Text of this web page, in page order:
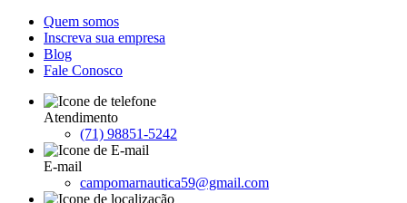
Quem somos
Inscreva sua empresa
Blog
Fale Conosco
Atendimento
(71) 98851-5242
E-mail
campomarnautica59@gmail.com